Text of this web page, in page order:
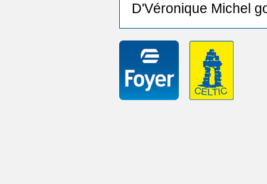
D'Véronique Michel